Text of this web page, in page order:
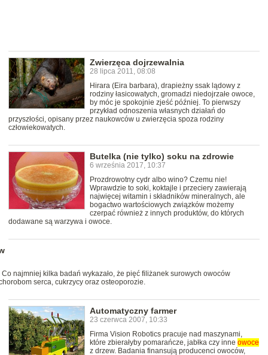
Zwierzęca dojrzewalnia
28 lipca 2011, 08:08
Hirara (Eira barbara), drapieżny ssak lądowy z
rodziny łasicowatych, gromadzi niedojrzałe owoce,
by móc je spokojnie zjeść później. To pierwszy
przykład odnoszenia własnych działań do
przyszłości, opisany przez naukowców u zwierzęcia spoza rodziny
człowiekowatych.
Butelka (nie tylko) soku na zdrowie
6 września 2017, 10:37
Prozdrowotny cydr albo wino? Czemu nie!
Wprawdzie to soki, koktajle i przeciery zawierają
najwięcej witamin i składników mineralnych, ale
bogactwo wartościowych związków możemy
czerpać również z innych produktów, do których
dodawane są warzywa i owoce.
najmniej kilka badań wykazało, że pięć filiżanek surowych owoców
serca, cukrzycy oraz osteoporozie.
Automatyczny farmer
23 czerwca 2007, 10:33
Firma Vision Robotics pracuje nad maszynami,
które zbierałyby pomarańcze, jabłka czy inne owoce
z drzew. Badania finansują producenci owoców,